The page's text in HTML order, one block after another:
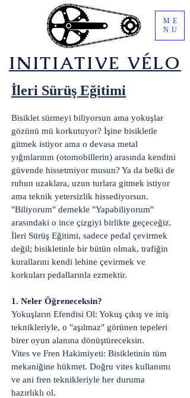
​INITIATIVE VÉLO
ME
NU
İleri Sürüş Eğitimi
Bisiklet sürmeyi biliyorsun ama yokuşlar
gözünü mü korkutuyor? İşine bisikletle
gitmek istiyor ama o devasa metal
yığınlarının (otomobillerin) arasında kendini
güvende hissetmiyor musun? Ya da belki de
ruhun uzaklara, uzun turlara gitmek istiyor
ama teknik yetersizlik hissediyorsun.
"Biliyorum" demekle "Yapabiliyorum"
arasındaki o ince çizgiyi birlikte geçeceğiz.
İleri Sürüş Eğitimi, sadece pedal çevirmek
değil; bisikletinle bir bütün olmak, trafiğin
kurallarını kendi lehine çevirmek ve
korkuları pedallarınla ezmektir.
1. Neler Öğreneceksin?
Yokuşların Efendisi Ol: Yokuş çıkış ve iniş
teknikleriyle, o "aşılmaz" görünen tepeleri
birer oyun alanına dönüştüreceksin.
Vites ve Fren Hakimiyeti: Bisikletinin tüm
mekaniğine hükmet. Doğru vites kullanımı
ve ani fren teknikleriyle her duruma
hazırlıklı ol.